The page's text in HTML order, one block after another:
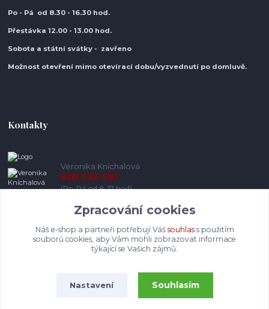
Po - Pá od 8.30 - 16.30 hod.
Přestávka 12.00 - 13.00 hod.
Sobota a státní svátky - zavřeno
Možnost otevření mimo otevírací dobu/vyzvednutí po domluvě.
Kontakty
Veronika Kníchalová
605 536 591
(Po-Pá od 8-17 hod)
info@pohodlneboty.cz
Zpracování cookies
Náš e-shop a partneři potřebují Váš souhlass použitím
souborů cookies, aby Vám mohli zobrazovat informace
týkající se Vašich zájmů.
Nastavení Souhlasím